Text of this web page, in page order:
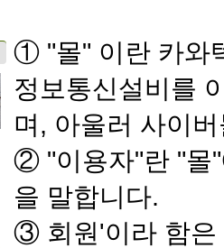
① "몰" 이란 카와
정보통신설비를
며, 아울러 사이
② "이용자"란 "몰"
을 말합니다.
③ 회원'이라 함은